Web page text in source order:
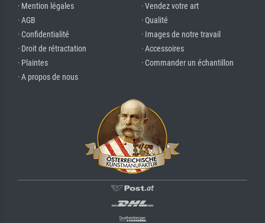
· Mention légales
· AGB
· Confidentialité
· Droit de rétractation
· Plaintes
· A propos de nous
· Vendez votre art
· Qualité
· Images de notre travail
· Accessoires
· Commander un échantillon